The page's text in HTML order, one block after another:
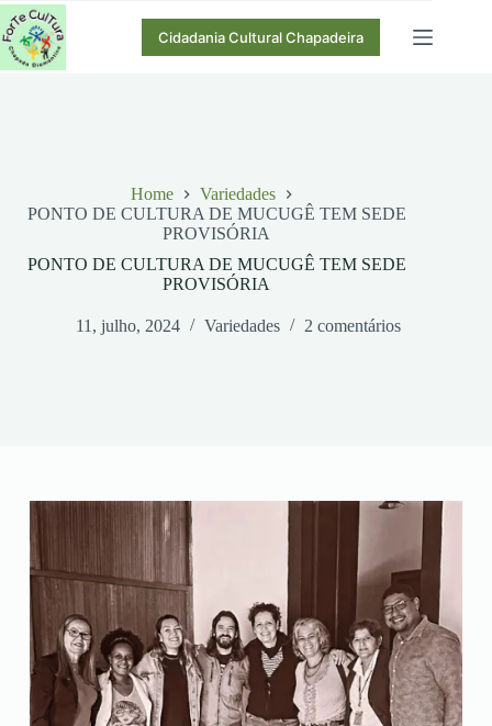
Pular
para
o
conteúdo
Cidadania Cultural Chapadeira
Home
Variedades
PONTO DE CULTURA DE MUCUGÊ TEM SEDE
PROVISÓRIA
PONTO DE CULTURA DE MUCUGÊ TEM SEDE
PROVISÓRIA
11, julho, 2024 Variedades 2 comentários